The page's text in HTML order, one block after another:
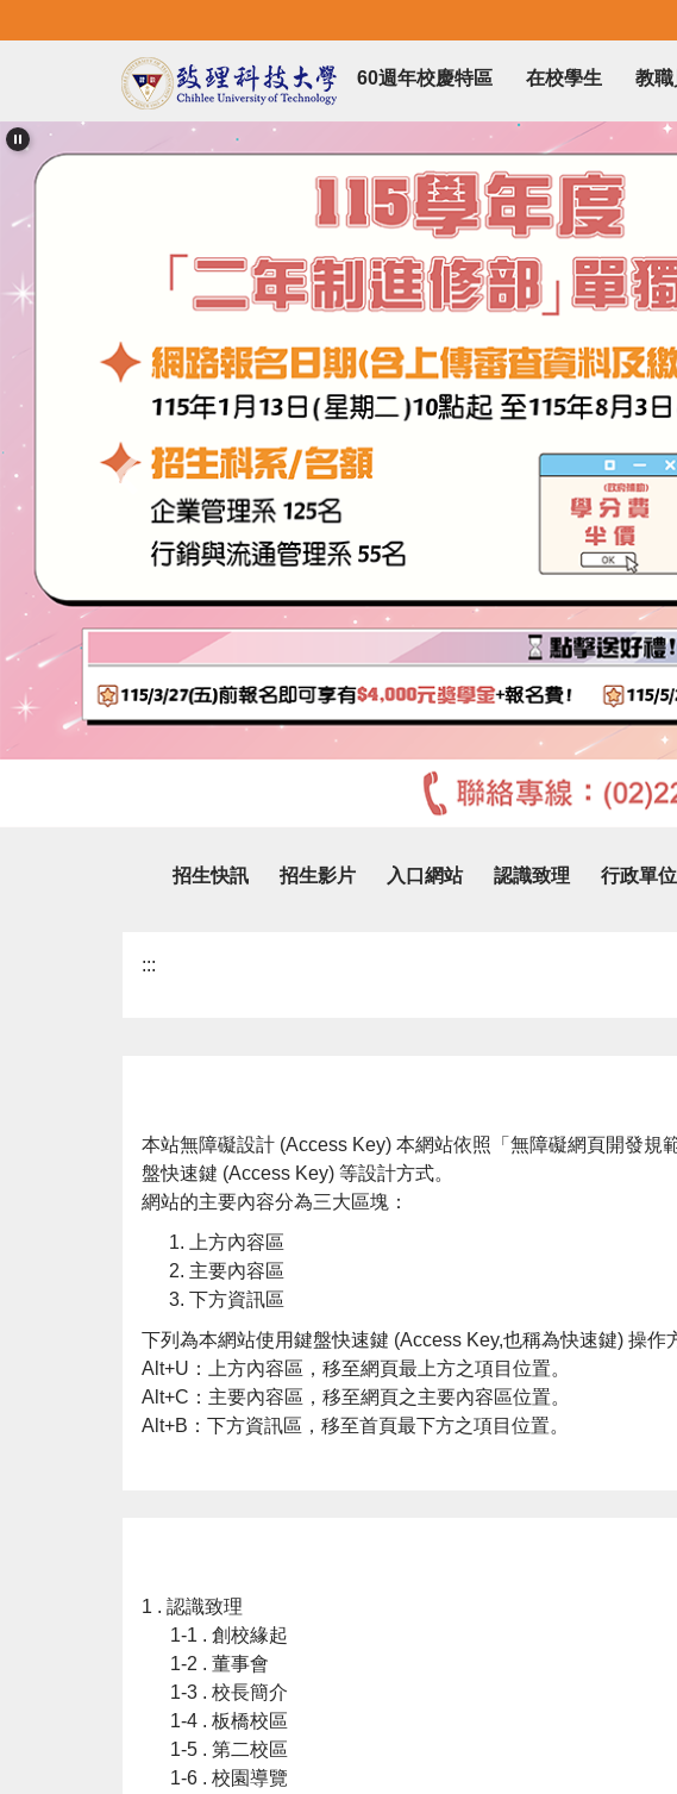
到
內
60週年校慶特區 在校學生 教
招生快訊 招生影片 入口網站 認識致理 行政單位
:::
本站無障礙設計 (Access Key) 本網站依照「無障礙網頁開發
盤快速鍵 (Access Key) 等設計方式。
網站的主要內容分為三大區塊：
上方內容區
主要內容區
下方資訊區
下列為本網站使用鍵盤快速鍵 (Access Key,也稱為快速鍵) 操作
Alt+U：上方內容區，移至網頁最上方之項目位置。
Alt+C：主要內容區，移至網頁之主要內容區位置。
Alt+B：下方資訊區，移至首頁最下方之項目位置。
1 . 認識致理
1-1 . 創校緣起
1-2 . 董事會
1-3 . 校長簡介
1-4 . 板橋校區
1-5 . 第二校區
1-6 . 校園導覽